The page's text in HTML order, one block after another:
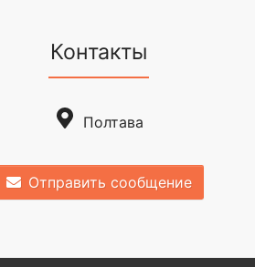
Контакты
Полтава
Отправить сообщение